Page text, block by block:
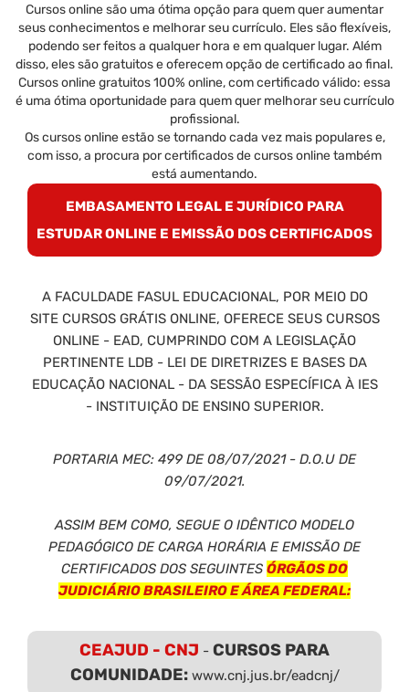
Cursos online são uma ótima opção para quem quer aumentar
seus conhecimentos e melhorar seu currículo. Eles são flexíveis,
podendo ser feitos a qualquer hora e em qualquer lugar. Além
disso, eles são gratuitos e oferecem opção de certificado ao final.
Cursos online gratuitos 100% online, com certificado válido: essa
é uma ótima oportunidade para quem quer melhorar seu currículo
profissional.
Os cursos online estão se tornando cada vez mais populares e,
com isso, a procura por certificados de cursos online também
está aumentando.
EMBASAMENTO LEGAL E JURÍDICO PARA
ESTUDAR ONLINE E EMISSÃO DOS CERTIFICADOS
A FACULDADE FASUL EDUCACIONAL, POR MEIO DO
SITE CURSOS GRÁTIS ONLINE, OFERECE SEUS CURSOS
ONLINE - EAD, CUMPRINDO COM A LEGISLAÇÃO
PERTINENTE LDB - LEI DE DIRETRIZES E BASES DA
EDUCAÇÃO NACIONAL - DA SESSÃO ESPECÍFICA À IES
- INSTITUIÇÃO DE ENSINO SUPERIOR.
PORTARIA MEC: 499 DE 08/07/2021 - D.O.U DE
09/07/2021.
ASSIM BEM COMO, SEGUE O IDÊNTICO MODELO
PEDAGÓGICO DE CARGA HORÁRIA E EMISSÃO DE
CERTIFICADOS DOS SEGUINTES ÓRGÃOS DO
JUDICIÁRIO BRASILEIRO E ÁREA FEDERAL:
CEAJUD - CNJ - CURSOS PARA
COMUNIDADE: www.cnj.jus.br/eadcnj/